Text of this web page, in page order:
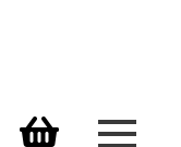
Menü